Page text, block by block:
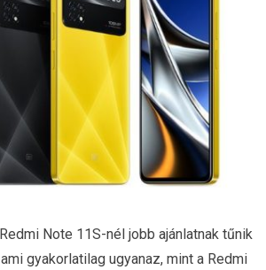
Note 11S-nél jobb ajánlatnak tűnik
gyakorlatilag ugyanaz, mint a Redmi